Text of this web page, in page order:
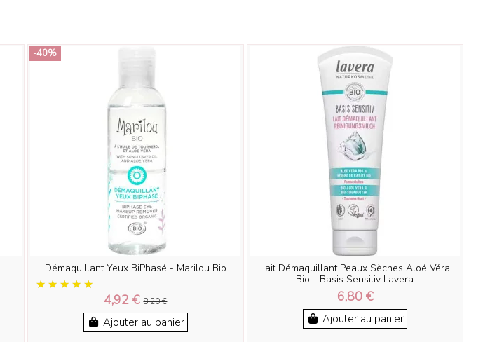
-40%
Démaquillant Yeux BiPhasé - Marilou Bio
4,92 €8,20 €
Ajouter au panier
Lait Démaquillant Peaux Sèches Aloé Véra
Bio - Basis Sensitiv Lavera
6,80 €
Ajouter au panier